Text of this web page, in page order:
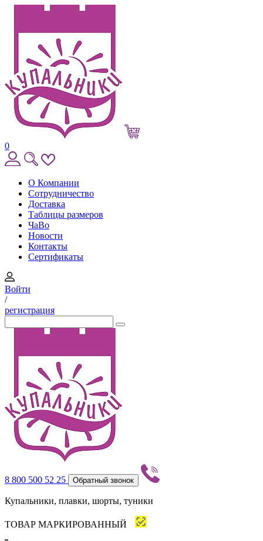
0
О Компании
Сотрудничество
Доставка
Таблицы размеров
ЧаВо
Новости
Контакты
Сертификаты
Войти
/
регистрация
8 800 500 52 25 Обратный звонок
Купальники, плавки, шорты, туники
ТОВАР МАРКИРОВАННЫЙ